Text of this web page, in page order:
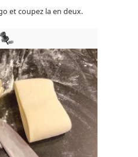
et coupez la en deux.